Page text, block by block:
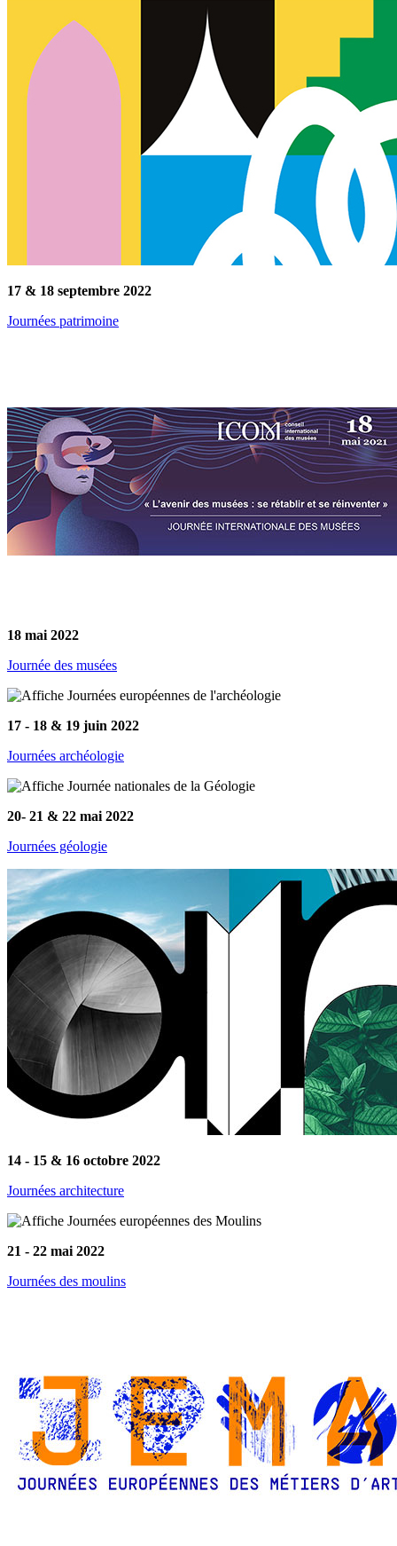
17 & 18 septembre 2022
Journées patrimoine
18 mai 2022
Journée des musées
17 - 18 & 19 juin 2022
Journées archéologie
20- 21 & 22 mai 2022
Journées géologie
14 - 15 & 16 octobre 2022
Journées architecture
21 - 22 mai 2022
Journées des moulins